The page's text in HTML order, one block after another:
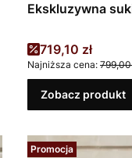
Ekskluzywna
Cena
719,10 zł
Najniższa cena: 799,00
Zobacz produkt
Promocja